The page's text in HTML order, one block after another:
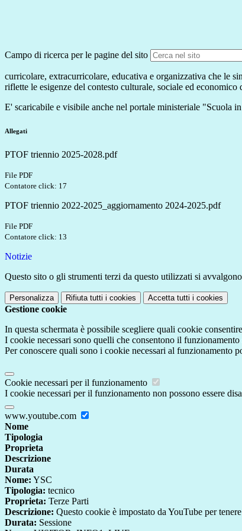
Campo di ricerca per le pagine del sito
curricolare, extracurricolare, educativa e organizzativa che le
riflette le esigenze del contesto culturale, sociale ed
E' scaricabile e visibile anche nel portale ministeriale "Scuola
Allegati
PTOF triennio 2025-2028.pdf
File PDF
Contatore click: 17
PTOF triennio 2022-2025_aggiornamento 2024-2025.pdf
File PDF
Contatore click: 13
Notizie
Questo sito o gli strumenti terzi da questo utilizzati si
Personalizza Rifiuta tutti i cookies Accetta tutti i cookies
Gestione cookie
In questa schermata è possibile scegliere quali cookie
I cookie necessari sono quelli che consentono il
Per conoscere quali sono i cookie necessari al funzionamento
Cookie necessari per il funzionamento
I cookie necessari per il funzionamento non possono essere
www.youtube.com
Nome
Tipologia
Proprieta
Descrizione
Durata
Nome: YSC
Tipologia: tecnico
Proprieta: Terze Parti
Descrizione: Questo cookie è impostato da YouTube per
Durata: Sessione